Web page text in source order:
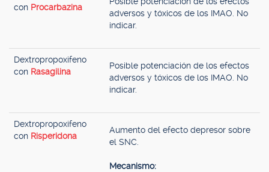
con Procarbazina
adversos y tóxicos de los IMAO. No
indicar.
Dextropropoxifeno
con Rasagilina
Posible potenciación de los efectos
adversos y tóxicos de los IMAO. No
indicar.
Dextropropoxifeno
con Risperidona
Aumento del efecto depresor sobre
el SNC.
Mecanismo: